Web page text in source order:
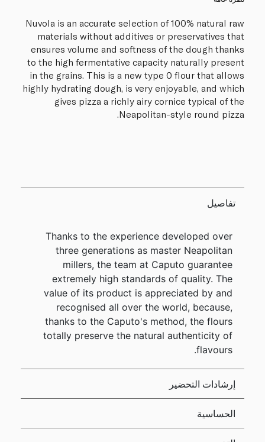
Nuvola is an accurate selection of 100% natural raw
materials without additives or preservatives that
ensures volume and softness of the dough thanks
to the high fermentative capacity naturally present
in the grains. This is a new type 0 flour that allows
highly hydrating dough, is very enjoyable, and which
gives pizza a richly airy cornice typical of the
Neapolitan-style round pizza.
تفاصيل
Thanks to the experience developed over
three generations as master Neapolitan
millers, the team at Caputo guarantee
extremely high standards of quality. The
value of its product is appreciated by and
recognised all over the world, because,
thanks to the Caputo's method, the flours
totally preserve the natural authenticity of
flavours.
إرشادات التحضير
الحساسية